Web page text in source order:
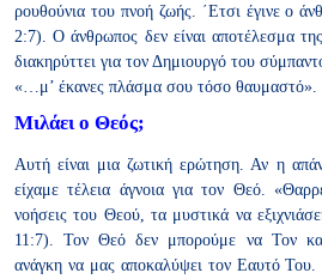
ρουθούνια του πνοή ζωής. ΄Ετσι έγινε ο
2:7). Ο άνθρωπος δεν είναι αποτέλεσμα
διακηρύττει για τον Δημιουργό του
«…μ’ έκανες πλάσμα σου τόσο θαυμαστό».
Μιλάει ο Θεός;
Αυτή είναι μια ζωτική ερώτηση. Αν η
είχαμε τέλεια άγνοια για τον Θεό.
νοήσεις του Θεού, τα μυστικά να
11:7). Τον Θεό δεν μπορούμε να Τον
ανάγκη να μας αποκαλύψει τον Εαυτό Του.